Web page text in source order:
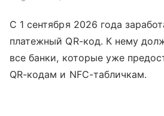
С 1 сентября 2026 года
платежный QR-код. К нему
все банки, которые уже
QR-кодам и NFC-табличкам.